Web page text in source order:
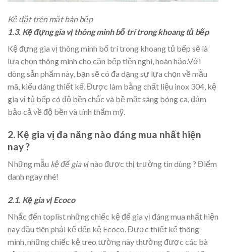
Kệ đặt trên mặt bàn bếp
1.3. Kệ đựng gia vị thông minh bố trí trong khoang tủ bếp
Kệ đựng gia vị thông minh bố trí trong khoang tủ bếp sẽ là
lựa chọn thông minh cho căn bếp tiện nghi, hoàn hảo.Với
dòng sản phẩm này, bạn sẽ có đa dạng sự lựa chọn về mẫu
mã, kiểu dáng thiết kế. Được làm bằng chất liệu inox 304, kệ
gia vị tủ bếp có độ bền chắc và bề mặt sáng bóng ca, đảm
bảo cả về độ bền và tính thẩm mỹ.
2. Kệ gia vị đa năng nào đáng mua nhất hiện
nay ?
Những mẫu kệ để gia vịnào được thị trường tin dùng ? Điểm
danh ngay nhé!
2.1. Kệ gia vị Ecoco
Nhắc đến toplist những chiếc kệ để gia vị đáng mua nhất hiện
nay đầu tiên phải kể đến kệ Ecoco. Được thiết kế thông
minh, những chiếc kệ treo tường này thường được các bà